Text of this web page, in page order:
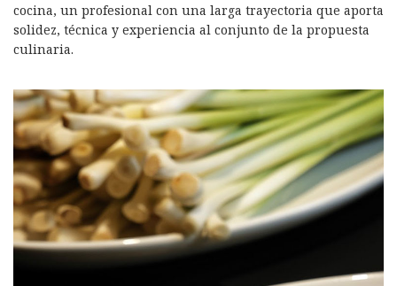
cocina, un profesional con una larga trayectoria que aporta
solidez, técnica y experiencia al conjunto de la propuesta
culinaria.